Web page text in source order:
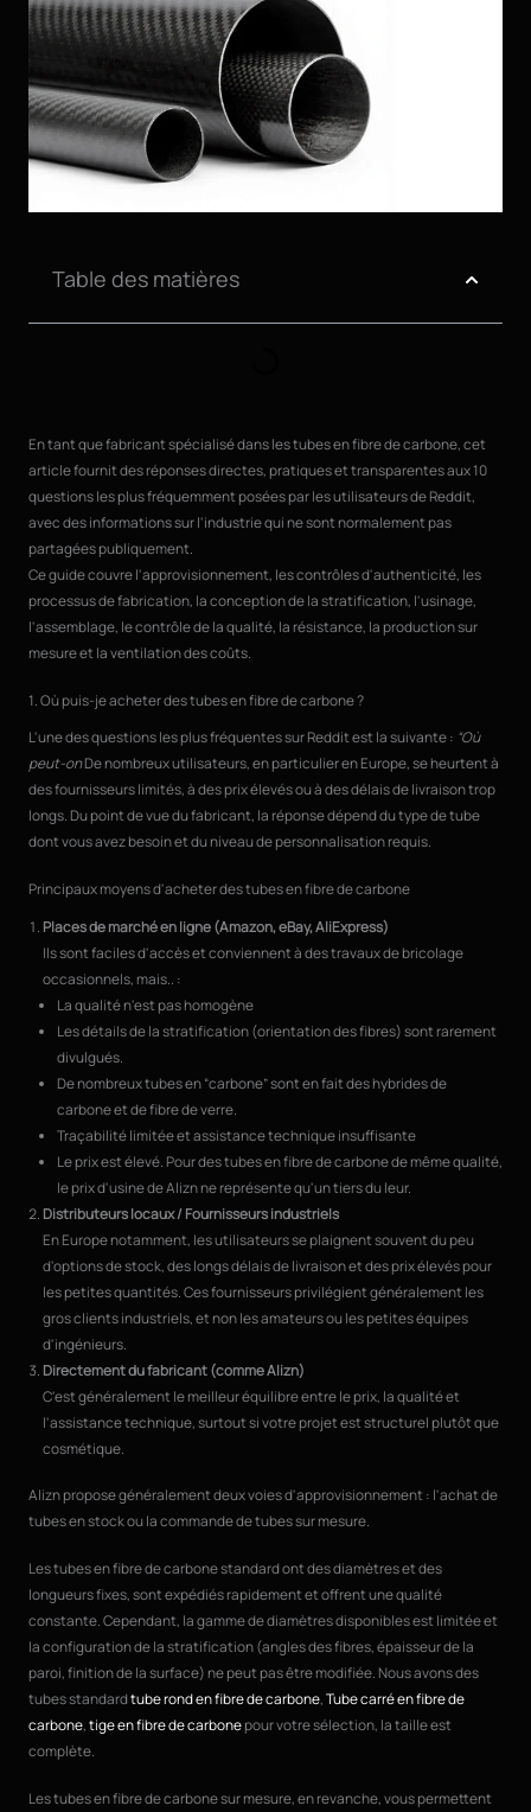
Table des matières
En tant que fabricant spécialisé dans les tubes en fibre de carbone, cet
article fournit des réponses directes, pratiques et transparentes aux 10
questions les plus fréquemment posées par les utilisateurs de Reddit,
avec des informations sur l'industrie qui ne sont normalement pas
partagées publiquement.
Ce guide couvre l'approvisionnement, les contrôles d'authenticité, les
processus de fabrication, la conception de la stratification, l'usinage,
l'assemblage, le contrôle de la qualité, la résistance, la production sur
mesure et la ventilation des coûts.
1. Où puis-je acheter des tubes en fibre de carbone ?
L'une des questions les plus fréquentes sur Reddit est la suivante : “Où
peut-onDe nombreux utilisateurs, en particulier en Europe, se heurtent à
des fournisseurs limités, à des prix élevés ou à des délais de livraison trop
longs. Du point de vue du fabricant, la réponse dépend du type de tube
dont vous avez besoin et du niveau de personnalisation requis.
Principaux moyens d'acheter des tubes en fibre de carbone
Places de marché en ligne (Amazon, eBay, AliExpress)
Ils sont faciles d'accès et conviennent à des travaux de bricolage
occasionnels, mais.. :
La qualité n'est pas homogène
Les détails de la stratification (orientation des fibres) sont rarement
divulgués.
De nombreux tubes en “carbone” sont en fait des hybrides de
carbone et de fibre de verre.
Traçabilité limitée et assistance technique insuffisante
Le prix est élevé. Pour des tubes en fibre de carbone de même qualité,
le prix d'usine de Alizn ne représente qu'un tiers du leur.
Distributeurs locaux / Fournisseurs industriels
En Europe notamment, les utilisateurs se plaignent souvent du peu
d'options de stock, des longs délais de livraison et des prix élevés pour
les petites quantités. Ces fournisseurs privilégient généralement les
gros clients industriels, et non les amateurs ou les petites équipes
d'ingénieurs.
Directement du fabricant (comme Alizn)
C'est généralement le meilleur équilibre entre le prix, la qualité et
l'assistance technique, surtout si votre projet est structurel plutôt que
cosmétique.
Alizn propose généralement deux voies d'approvisionnement : l'achat de
tubes en stock ou la commande de tubes sur mesure.
Les tubes en fibre de carbone standard ont des diamètres et des
longueurs fixes, sont expédiés rapidement et offrent une qualité
constante. Cependant, la gamme de diamètres disponibles est limitée et
la configuration de la stratification (angles des fibres, épaisseur de la
paroi, finition de la surface) ne peut pas être modifiée. Nous avons des
tubes standardtube rond en fibre de carbone,Tube carré en fibre de
carbone,tige en fibre de carbonepour votre sélection, la taille est
complète.
Les tubes en fibre de carbone sur mesure, en revanche, vous permettent